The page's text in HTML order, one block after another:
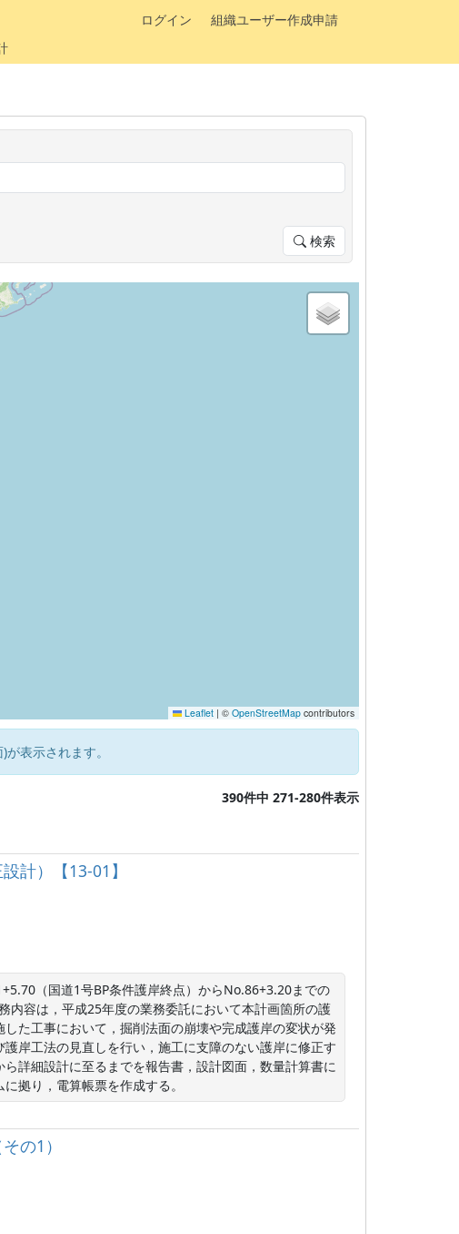
ログイン
組織ユーザー作成申請
検索
Leaflet | © OpenStreetMap contributors
表示されます。
390件中 271-280件表示
計）【13-01】
（国道1号BP条件護岸終点）からNo.86+3.20までの
容は，平成25年度の業務委託において本計画箇所の護
た工事において，掘削法面の崩壊や完成護岸の変状が発
岸工法の見直しを行い，施工に支障のない護岸に修正す
詳細設計に至るまでを報告書，設計図面，数量計算書に
拠り，電算帳票を作成する。
の1）